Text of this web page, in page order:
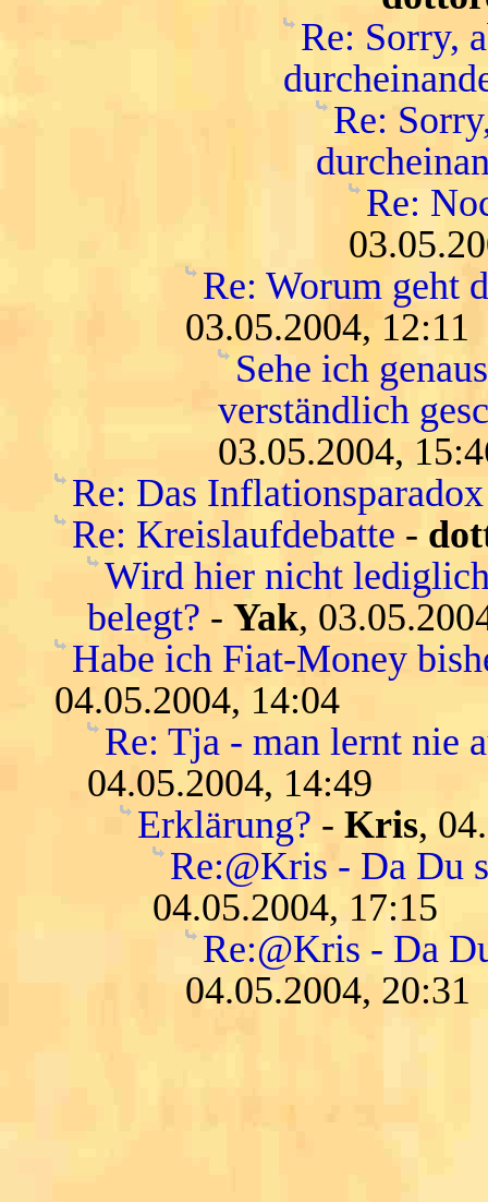
Re: Sorry,
Re:
Re:
Re: Worum geht
03.05.2004, 12:11
Sehe ich
verständlich
03.05.2004,
Re: Das Inflationsparadox
Re: Kreislaufdebatte -
Wird hier nicht
belegt? - Yak,
Habe ich Fiat-Money
04.05.2004, 14:04
Re: Tja - man lernt nie
04.05.2004, 14:49
Erklärung? - Kris,
Re:@Kris - Da Du
04.05.2004, 17:15
Re:@Kris - Da
04.05.2004, 20:31